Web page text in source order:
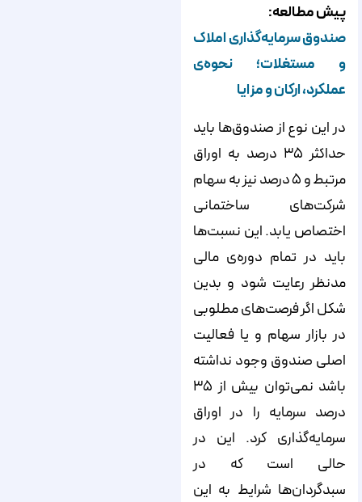
پیش مطالعه:
صندوق سرمایه‌گذاری املاک
و مستغلات؛ نحوه‌ی
عملکرد، ارکان و مزایا
در این نوع از صندوق‌ها باید
حداکثر ۳۵ درصد به اوراق
مرتبط و ۵ درصد نیز به سهام
شرکت‌های ساختمانی
اختصاص یابد. این نسبت‌ها
باید در تمام دوره‌ی مالی
مدنظر رعایت شود و بدین
شکل اگر فرصت‌های مطلوبی
در بازار سهام و یا فعالیت
اصلی صندوق وجود نداشته
باشد نمی‌توان بیش از ۳۵
درصد سرمایه را در اوراق
سرمایه‌گذاری کرد. این در
حالی است که در
سبدگردان‌ها شرایط به این